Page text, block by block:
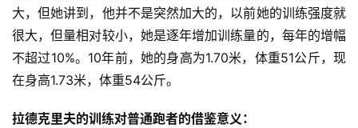
大，但她讲到，他并不是突然加大的，以前她的训练强度就
很大，但量相对较小，她是逐年增加训练量的，每年的增幅
不超过10%。10年前，她的身高为1.70米，体重51公斤，现
在身高1.73米，体重54公斤。
拉德克里夫的训练对普通跑者的借鉴意义：